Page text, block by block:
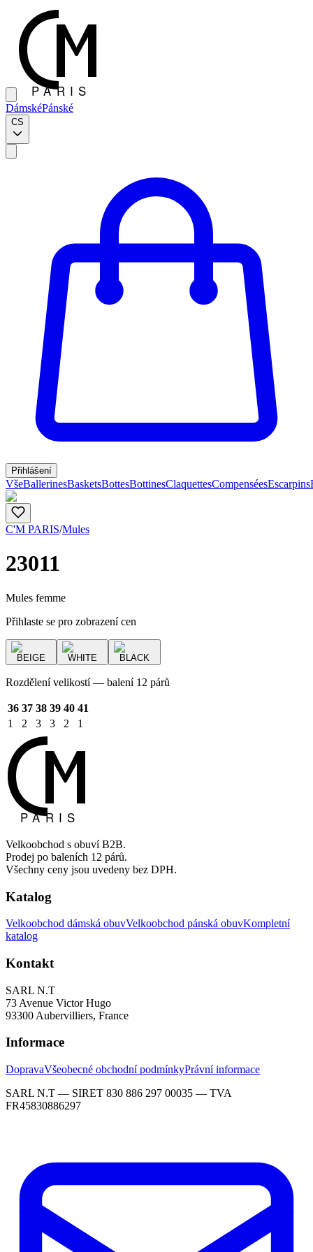
DámskéPánské
CS
Přihlášení
VšeBallerinesBasketsBottesBottinesClaquettesCompenséesEscarpins
C'M PARIS/Mules
23011
Mules femme
Přihlaste se pro zobrazení cen
BEIGE WHITE BLACK
Rozdělení velikostí — balení 12 párů
36 37 38 39 40 41
1
2 3 3 2 1
Velkoobchod s obuví B2B.
Prodej po baleních 12 párů.
Všechny ceny jsou uvedeny bez DPH.
Katalog
Velkoobchod dámská obuvVelkoobchod pánská obuvKompletní
katalog
Kontakt
SARL N.T
73 Avenue Victor Hugo
93300 Aubervilliers, France
Informace
DopravaVšeobecné obchodní podmínkyPrávní informace
SARL N.T — SIRET 830 886 297 00035 — TVA
FR45830886297